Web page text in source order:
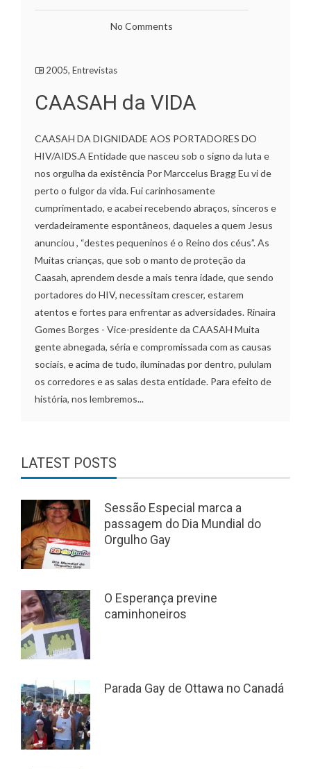
No Comments
2005, Entrevistas
CAASAH da VIDA
CAASAH DA DIGNIDADE AOS PORTADORES DO
HIV/AIDS.A Entidade que nasceu sob o signo da luta e
nos orgulha da existência Por Marccelus Bragg Eu vi de
perto o fulgor da vida. Fui carinhosamente
cumprimentado, e acabei recebendo abraços, sinceros e
verdadeiramente espontâneos, daqueles a quem Jesus
anunciou , “destes pequeninos é o Reino dos céus”. As
Muitas crianças, que sob o manto de proteção da
Caasah, aprendem desde a mais tenra idade, que sendo
portadores do HIV, necessitam crescer, estarem
atentos e fortes para enfrentar as adversidades. Rinaira
Gomes Borges - Vice-presidente da CAASAH Muita
gente abnegada, séria e compromissada com as causas
sociais, e acima de tudo, iluminadas por dentro, pululam
os corredores e as salas desta entidade. Para efeito de
história, nos lembremos...
LATEST POSTS
Sessão Especial marca a
passagem do Dia Mundial do
Orgulho Gay
O Esperança previne
caminhoneiros
Parada Gay de Ottawa no Canadá